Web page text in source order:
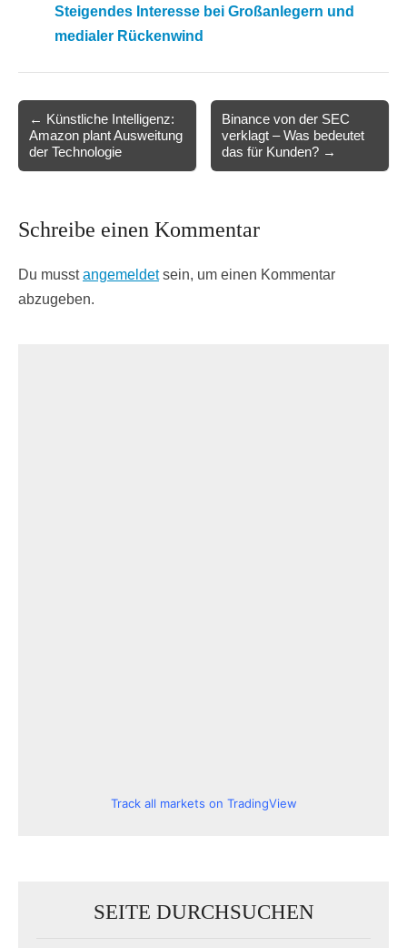
Steigendes Interesse bei Großanlegern und
medialer Rückenwind
navigation
← Künstliche Intelligenz:
Amazon plant Ausweitung
der Technologie
Binance von der SEC
verklagt – Was bedeutet
das für Kunden? →
Schreibe einen Kommentar
Du musstangemeldetsein, um einen Kommentar
abzugeben.
Track all markets on TradingView
SEITE DURCHSUCHEN